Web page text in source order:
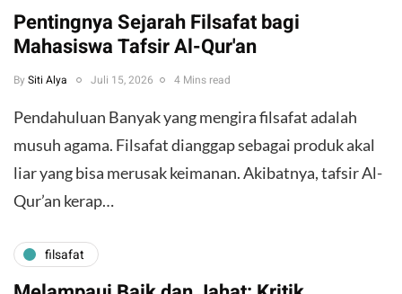
Pentingnya Sejarah Filsafat bagi
Mahasiswa Tafsir Al-Qur'an
By Siti Alya Juli 15, 2026 4 Mins read
Pendahuluan ​Banyak yang mengira filsafat adalah
musuh agama. Filsafat dianggap sebagai produk akal
liar yang bisa merusak keimanan. Akibatnya, tafsir Al-
Qur’an kerap…
filsafat